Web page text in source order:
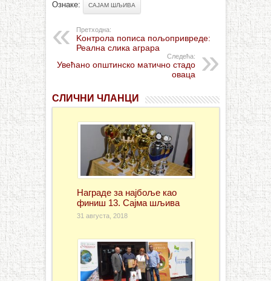
Ознаке: САЈАМ ШЉИВА
Претходна:
Kонтрола пописа пољопривреде:
Реална слика аграра
Следећа:
Увећано општинско матично стадо
оваца
СЛИЧНИ ЧЛАНЦИ
Награде за најбоље као
финиш 13. Сајма шљива
31 августа, 2018